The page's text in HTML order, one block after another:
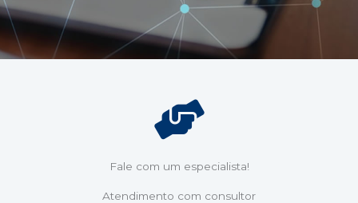
Fale com um especialista!
Atendimento com consultor